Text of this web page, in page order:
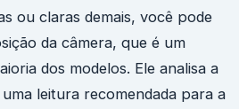
ou claras demais, você pode
da câmera, que é um
dos modelos. Ele analisa a
leitura recomendada para a